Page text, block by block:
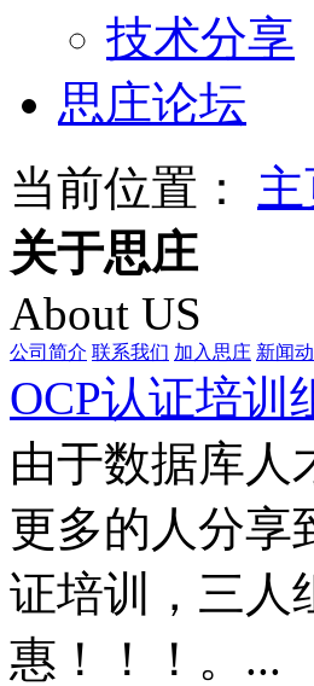
技术分享
思庄论坛
当前位置：
关于思庄
About US
公司简介 联系我们 加入思庄 新闻
OCP认证培训
由于数据库人
更多的人分享
证培训，三人
惠！！！。...